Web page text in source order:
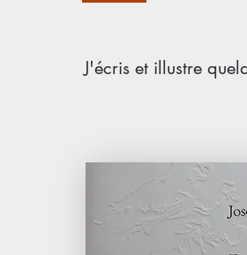
J'écris et illustre